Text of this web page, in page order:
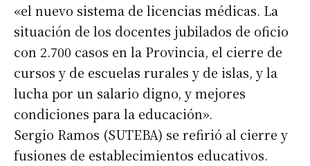
«el nuevo sistema de licencias médicas. La
situación de los docentes jubilados de oficio
con 2.700 casos en la Provincia, el cierre de
cursos y de escuelas rurales y de islas, y la
lucha por un salario digno, y mejores
condiciones para la educación».
Sergio Ramos (SUTEBA) se refirió al cierre y
fusiones de establecimientos educativos.